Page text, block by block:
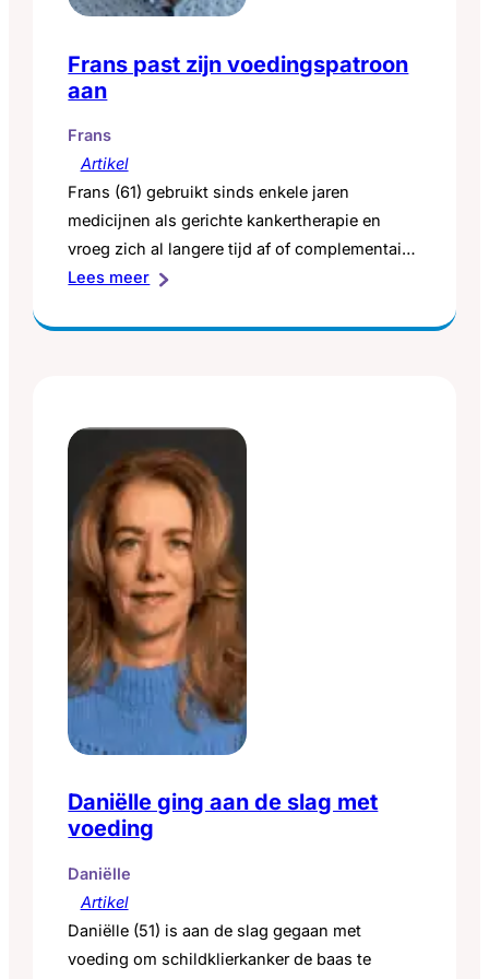
Frans past zijn voedingspatroon
aan
Frans
Artikel
Frans (61) gebruikt sinds enkele jaren
medicijnen als gerichte kankertherapie en
vroeg zich al langere tijd af of complementaire
zorg zinvol zou zijn voor hem. Frans: ‘De
maar complementaire geneeskunde, gezonde
Lees meer:
past
Daniëlle ging aan de slag met
voeding
Daniëlle
Artikel
Daniëlle (51) is aan de slag gegaan met
voeding om schildklierkanker de baas te